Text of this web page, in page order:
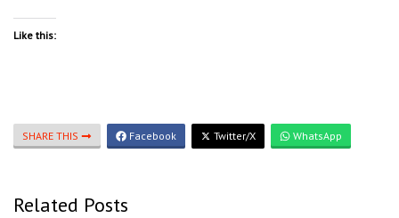
Like this:
SHARE THIS Facebook Twitter/X WhatsApp
Related Posts